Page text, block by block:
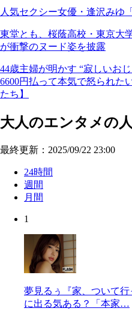
人気セクシー女優・逢沢みゆ
東堂とも、桜蔭高校・東京大
が衝撃のヌード姿を披露
44歳主婦が明かす “寂しいお
6600円払って本気で怒られた
たち】
大人のエンタメの
最終更新：2025/09/22 23:00
24時間
週間
月間
1
夢見るぅ『家、ついて
に出る気ある？「本家…